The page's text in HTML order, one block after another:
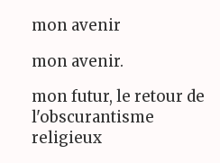
mon avenir
mon avenir.
mon futur, le retour de
l'obscurantisme
religieux